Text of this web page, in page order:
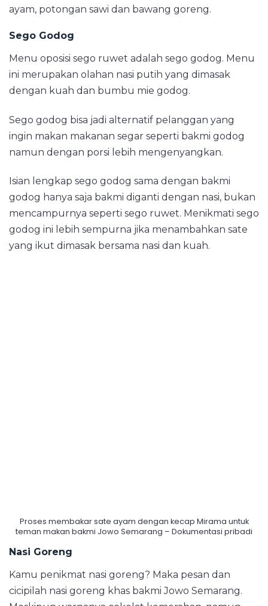
ayam, potongan sawi dan bawang goreng.
Sego Godog
Menu oposisi sego ruwet adalah sego godog. Menu
ini merupakan olahan nasi putih yang dimasak
dengan kuah dan bumbu mie godog.
Sego godog bisa jadi alternatif pelanggan yang
ingin makan makanan segar seperti bakmi godog
namun dengan porsi lebih mengenyangkan.
Isian lengkap sego godog sama dengan bakmi
godog hanya saja bakmi diganti dengan nasi, bukan
mencampurnya seperti sego ruwet. Menikmati sego
godog ini lebih sempurna jika menambahkan sate
yang ikut dimasak bersama nasi dan kuah.
Proses membakar sate ayam dengan kecap Mirama untuk
teman makan bakmi Jowo Semarang – Dokumentasi pribadi
Nasi Goreng
Kamu penikmat nasi goreng? Maka pesan dan
cicipilah nasi goreng khas bakmi Jowo Semarang.